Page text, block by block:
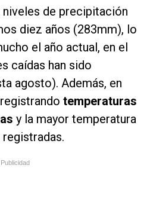
de precipitación
diez años (283mm), lo
el año actual, en el
caídas han sido
agosto). Además, en
temperaturas
y la mayor temperatura
registradas.
Publicidad